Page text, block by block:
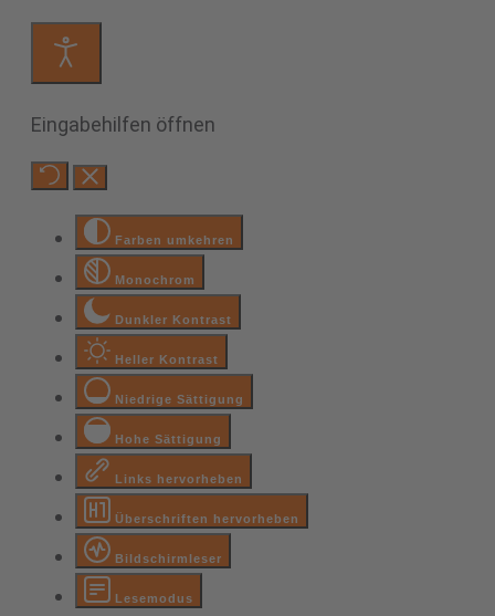
Eingabehilfen öffnen
Farben umkehren
Monochrom
Dunkler Kontrast
Heller Kontrast
Niedrige Sättigung
Hohe Sättigung
Links hervorheben
Überschriften hervorheben
Bildschirmleser
Lesemodus